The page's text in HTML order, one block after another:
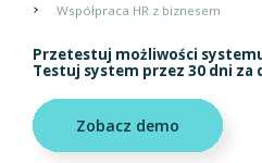
Współpraca HR z biznesem
Przetestuj możliwości
Testuj system przez 30 dni za
Zobacz demo